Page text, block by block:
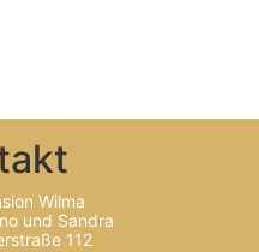
Wilma
und Sandra
112